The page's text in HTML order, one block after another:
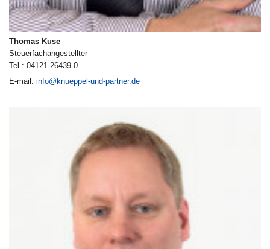
Thomas Kuse
Steuerfachangestellter
Tel.: 04121 26439-0
E-mail: info@knueppel-und-partner.de